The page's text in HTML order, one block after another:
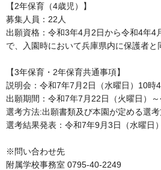
【2年保育（4歳児）】
募集人員：22人
出願資格：令和3年4月2日から令和4年4
で、入園時において兵庫県内に保護者と
【3年保育・2年保育共通事項】
説明会：令和7年7月2日（水曜日）10時
出願期間：令和7年7月22日（火曜日）
選考方法:出願書類及び本園が定める選考
選考結果発表：令和7年9月3日（水曜日）
※問い合わせ先
附属学校事務室 0795-40-2249